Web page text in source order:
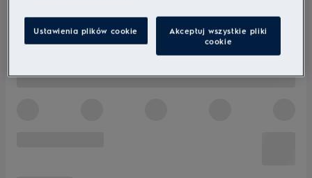
Ustawienia plików cookie
Akceptuj wszystkie pliki
cookie